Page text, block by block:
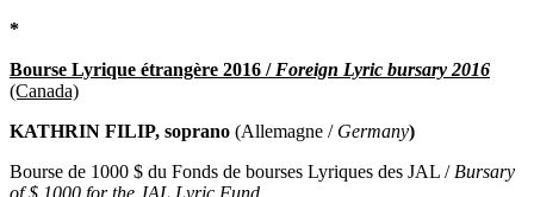
*
Bourse Lyrique étrangère 2016 / Foreign Lyric bursary 2016
(Canada)
KATHRIN FILIP, soprano (Allemagne / Germany)
Bourse de 1000 $ du Fonds de bourses Lyriques des JAL / Bursary
of $ 1000 for the JAL Lyric Fund